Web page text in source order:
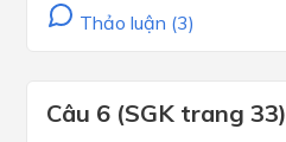
Thảo luận (3)
Câu 6 (SGK trang 33)